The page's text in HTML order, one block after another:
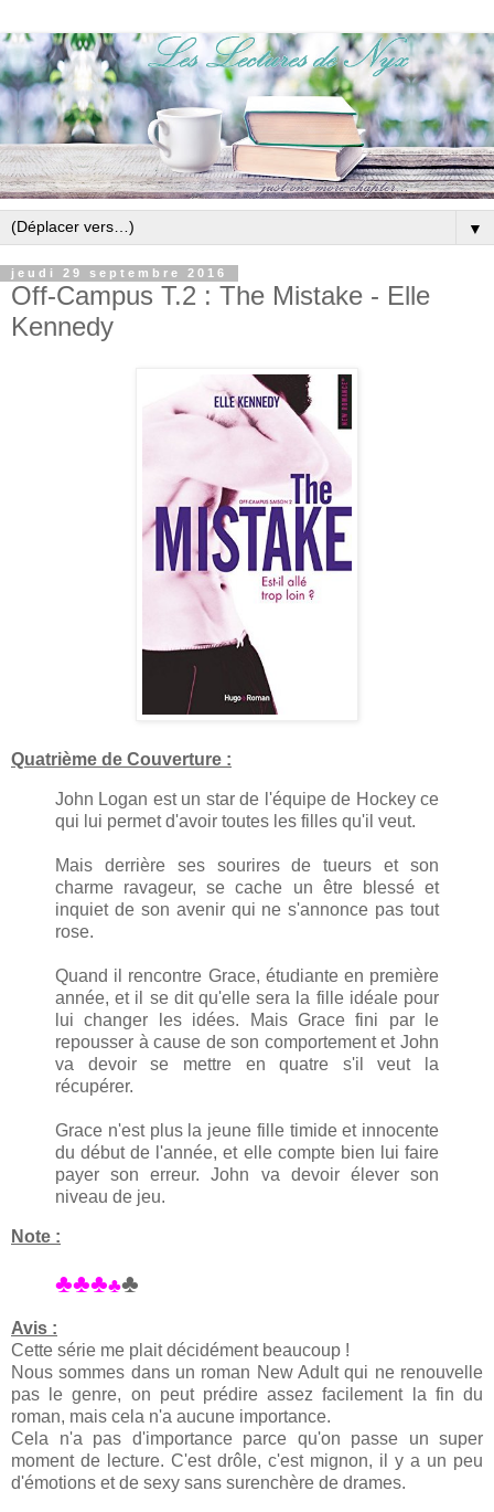
▼
jeudi 29 septembre 2016
Off-Campus T.2 : The Mistake - Elle
Kennedy
Quatrième de Couverture :
John Logan est un star de l'équipe de Hockey ce
qui lui permet d'avoir toutes les filles qu'il veut.
Mais derrière ses sourires de tueurs et son
charme ravageur, se cache un être blessé et
inquiet de son avenir qui ne s'annonce pas tout
rose.
Quand il rencontre Grace, étudiante en première
année, et il se dit qu'elle sera la fille idéale pour
lui changer les idées. Mais Grace fini par le
repousser à cause de son comportement et John
va devoir se mettre en quatre s'il veut la
récupérer.
Grace n'est plus la jeune fille timide et innocente
du début de l'année, et elle compte bien lui faire
payer son erreur. John va devoir élever son
niveau de jeu.
Note :
♣♣♣♣♣
Avis :
Cette série me plait décidément beaucoup !
Nous sommes dans un roman New Adult qui ne renouvelle
pas le genre, on peut prédire assez facilement la fin du
roman, mais cela n'a aucune importance.
Cela n'a pas d'importance parce qu'on passe un super
moment de lecture. C'est drôle, c'est mignon, il y a un peu
d'émotions et de sexy sans surenchère de drames.